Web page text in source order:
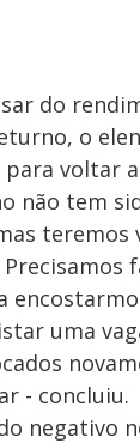
do
o
voltar
não tem
uma
- concluiu.
negativo